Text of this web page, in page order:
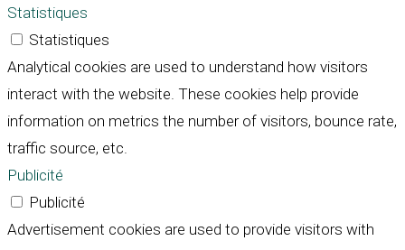
Statistiques
Statistiques
Analytical cookies are used to understand how visitors
interact with the website. These cookies help provide
information on metrics the number of visitors, bounce rate,
traffic source, etc.
Publicité
Publicité
Advertisement cookies are used to provide visitors with